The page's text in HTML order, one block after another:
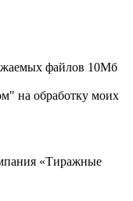
файлов 10Мб
на обработку моих
«Тиражные